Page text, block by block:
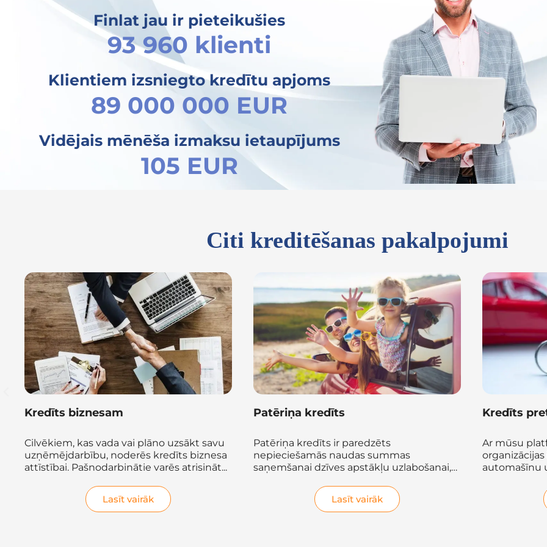
Finlat jau ir pieteikušies
93 960 klienti
Klientiem izsniegto kredītu apjoms
89 000 000 EUR
Vidējais mēnēša izmaksu ietaupījums
105 EUR
Citi kreditēšanas pakalpojumi
Patēriņa kredīts
Patēriņa kredīts ir paredzēts
nepieciešamās naudas summas
saņemšanai dzīves apstākļu uzlabošanai,
Lasīt vairāk
Kredīts pret automašīnas ķīlu
Ar mūsu platformu bankas un finanšu
organizācijas izsniedz kredītu ķīlā pret
automašīnu un kredītu auto...
Lasīt vairāk
Kredīts
Kredītu
platforma
saņemšanai